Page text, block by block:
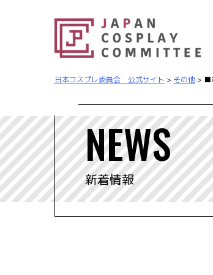
日本コスプレ委員会 公式サイト > その他> ■
NEWS
新着情報